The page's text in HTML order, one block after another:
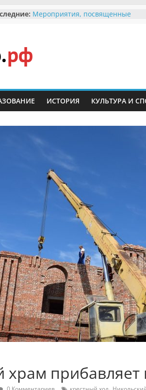
Мероприятия, посвященные
Безопасность в сети Интернет
Ученики приняли участие в
мероприятии «Сохраним
заповедника родились крапчатые
ИСТОРИЯ КУЛЬТУРА И
храм прибавляет